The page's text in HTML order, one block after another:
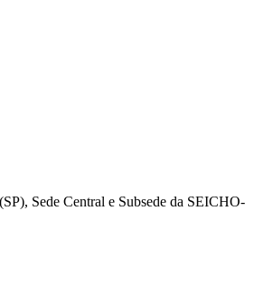
Sede Central e Subsede da SEICHO-